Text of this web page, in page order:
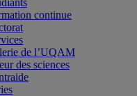
continue
de l’UQAM
des sciences